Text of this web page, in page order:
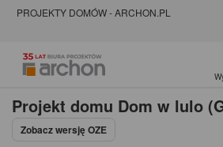
PROJEKTY DOMÓW - ARCHON.PL
Projekt domu Dom w lulo
Zobacz wersję OZE